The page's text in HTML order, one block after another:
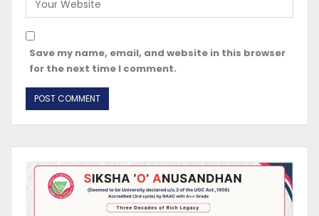
Save my name, email, and website in this browser
for the next time I comment.